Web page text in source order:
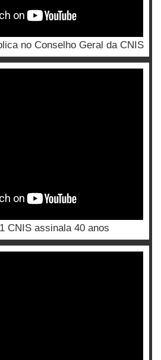
no Conselho Geral da CNIS
CNIS assinala 40 anos